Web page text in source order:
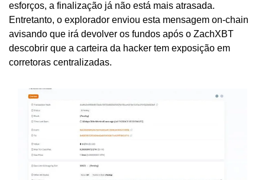
esforços, a finalização já não está mais atrasada.
Entretanto, o explorador enviou esta mensagem on-chain
avisando que irá devolver os fundos após o ZachXBT
descobrir que a carteira da hacker tem exposição em
corretoras centralizadas.